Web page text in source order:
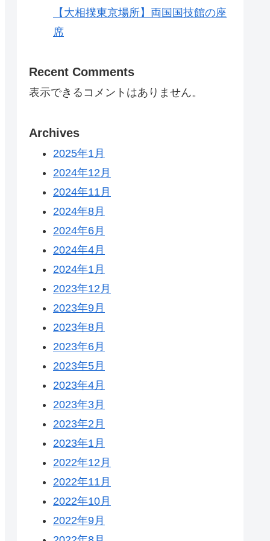
【大相撲東京場所】両国国技館の座
席
Recent Comments
表示できるコメントはありません。
Archives
2025年1月
2024年12月
2024年11月
2024年8月
2024年6月
2024年4月
2024年1月
2023年12月
2023年9月
2023年8月
2023年6月
2023年5月
2023年4月
2023年3月
2023年2月
2023年1月
2022年12月
2022年11月
2022年10月
2022年9月